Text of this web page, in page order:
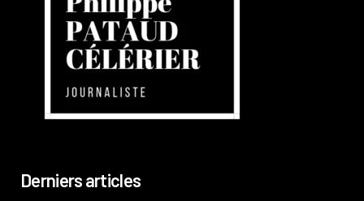
Derniers articles